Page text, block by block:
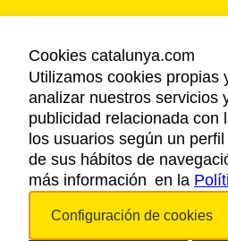
AVISO LEGAL
POLÍTICA DE
COOKIES
Copyright © 2026. Agencia Catalana de
Cookies catalunya.com
Utilizamos cookies propias
analizar nuestros servicios
publicidad relacionada con
los usuarios según un
de sus hábitos de
más información en la
Configuración de cookies